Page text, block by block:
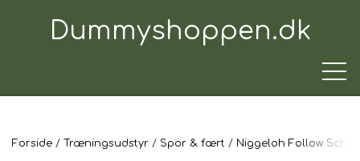
Dummyshoppen.dk
TRÆNINGSUDSTYR
Forside Træningsudstyr Spor & fært Niggeloh Follow